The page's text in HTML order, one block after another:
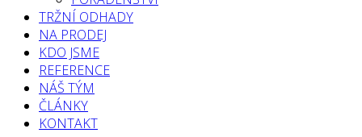
TRŽNÍ ODHADY
NA PRODEJ
KDO JSME
REFERENCE
NÁŠ TÝM
ČLÁNKY
KONTAKT